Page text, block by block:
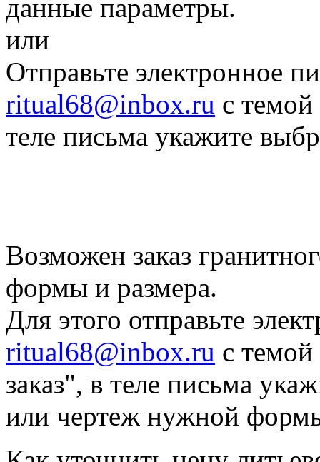
данные параметры.
или
Отправьте электронное
ritual68@inbox.ru с
теле письма укажите
Возможен заказ
формы и размера.
Для этого отправьте
ritual68@inbox.ru с
заказ", в теле письма
или чертеж нужной